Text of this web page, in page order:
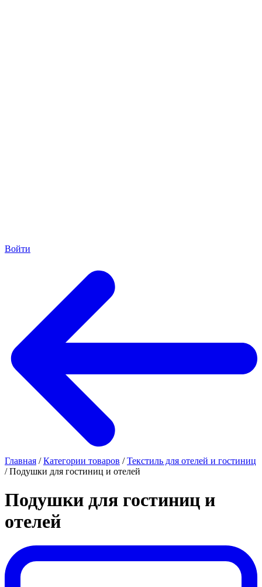
Войти
Главная / Категории товаров / Текстиль для отелей и гостиниц
/ Подушки для гостиниц и отелей
Подушки для гостиниц и
отелей